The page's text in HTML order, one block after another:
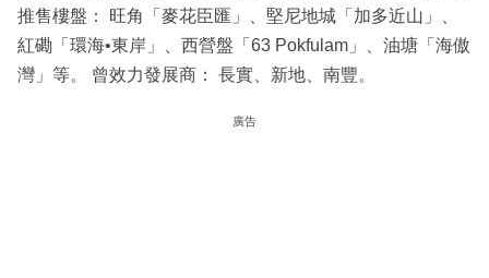
推售樓盤： 旺角「麥花臣匯」、堅尼地城「加多近山」、
紅磡「環海•東岸」、西營盤「63 Pokfulam」、油塘「海傲
灣」等。 曾效力發展商： 長實、新地、南豐。
廣告